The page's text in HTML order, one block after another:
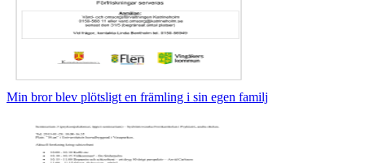
Min bror blev plötsligt en främling i sin egen familj